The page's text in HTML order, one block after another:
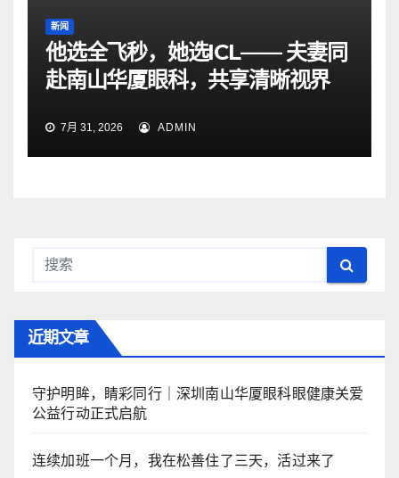
新闻
他选全飞秒，她选ICL—— 夫妻同
赴南山华厦眼科，共享清晰视界
7月 31, 2026 ADMIN
近期文章
守护明眸，睛彩同行｜深圳南山华厦眼科眼健康关爱
公益行动正式启航
连续加班一个月，我在松善住了三天，活过来了